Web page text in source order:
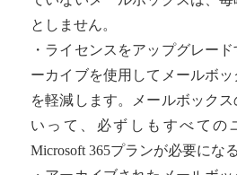
としません。
・ライセンスをアップグレー
ーカイブを使用してメールボ
を軽減します。メールボック
いって、必ずしもすべての
Microsoft 365プランが必要にな